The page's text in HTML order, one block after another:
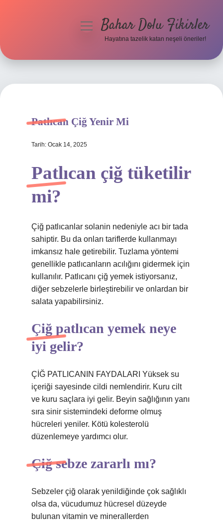
Hakkımızda
menüyüBahar Dolu Fikirler
Hayatına tazelik katan neşeli öneriler!
Patlıcan Çiğ Yenir Mi
Tarih: Ocak 14, 2025
Patlıcan çiğ tüketilir
mi?
Çiğ patlıcanlar solanin nedeniyle acı bir tada
sahiptir. Bu da onları tariflerde kullanmayı
imkansız hale getirebilir. Tuzlama yöntemi
genellikle patlıcanların acılığını gidermek için
kullanılır. Patlıcanı çiğ yemek istiyorsanız,
diğer sebzelerle birleştirebilir ve onlardan bir
salata yapabilirsiniz.
Çiğ patlıcan yemek neye
iyi gelir?
ÇİĞ PATLICANIN FAYDALARI Yüksek su
içeriği sayesinde cildi nemlendirir. Kuru cilt
ve kuru saçlara iyi gelir. Beyin sağlığının yanı
sıra sinir sistemindeki deforme olmuş
hücreleri yeniler. Kötü kolesterolü
düzenlemeye yardımcı olur.
Çiğ sebze zararlı mı?
Sebzeler çiğ olarak yenildiğinde çok sağlıklı
olsa da, vücudumuz hücresel düzeyde
bulunan vitamin ve minerallerden